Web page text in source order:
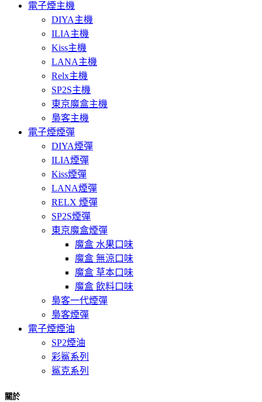
電子煙主機
DIYA主機
ILIA主機
Kiss主機
LANA主機
Relx主機
SP2S主機
東京魔盒主機
梟客主機
電子煙煙彈
DIYA煙彈
ILIA煙彈
Kiss煙彈
LANA煙彈
RELX 煙彈
SP2S煙彈
東京魔盒煙彈
魔盒 水果口味
魔盒 無涼口味
魔盒 草本口味
魔盒 飲料口味
梟客一代煙彈
梟客煙彈
電子煙煙油
SP2煙油
彩鯊系列
鯊克系列
關於